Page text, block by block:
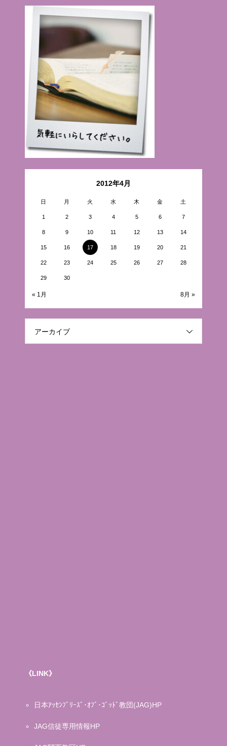
2012年4月
日 月 火 水 木 金 土
1 2 3 4 5 6 7
8 9 10 11 12 13 14
15 16 17 18 19 20 21
22 23 24 25 26 27 28
29 30
« 1月 8月 »
アーカイブ
《LINK》
日本ｱｯｾﾝﾌﾞﾘｰｽﾞ･ｵﾌﾞ･ｺﾞｯﾄﾞ教団(JAG)HP
JAG信徒専用情報HP